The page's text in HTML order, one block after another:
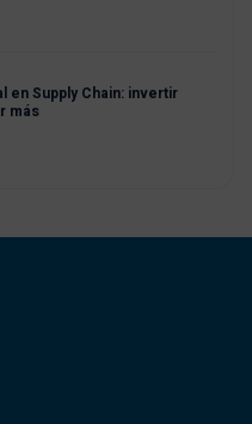
en Supply Chain: invertir
más